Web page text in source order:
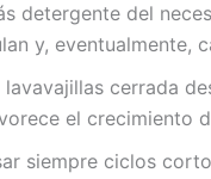
detergente del
y, eventualmente,
cerrada
el crecimiento
siempre ciclos